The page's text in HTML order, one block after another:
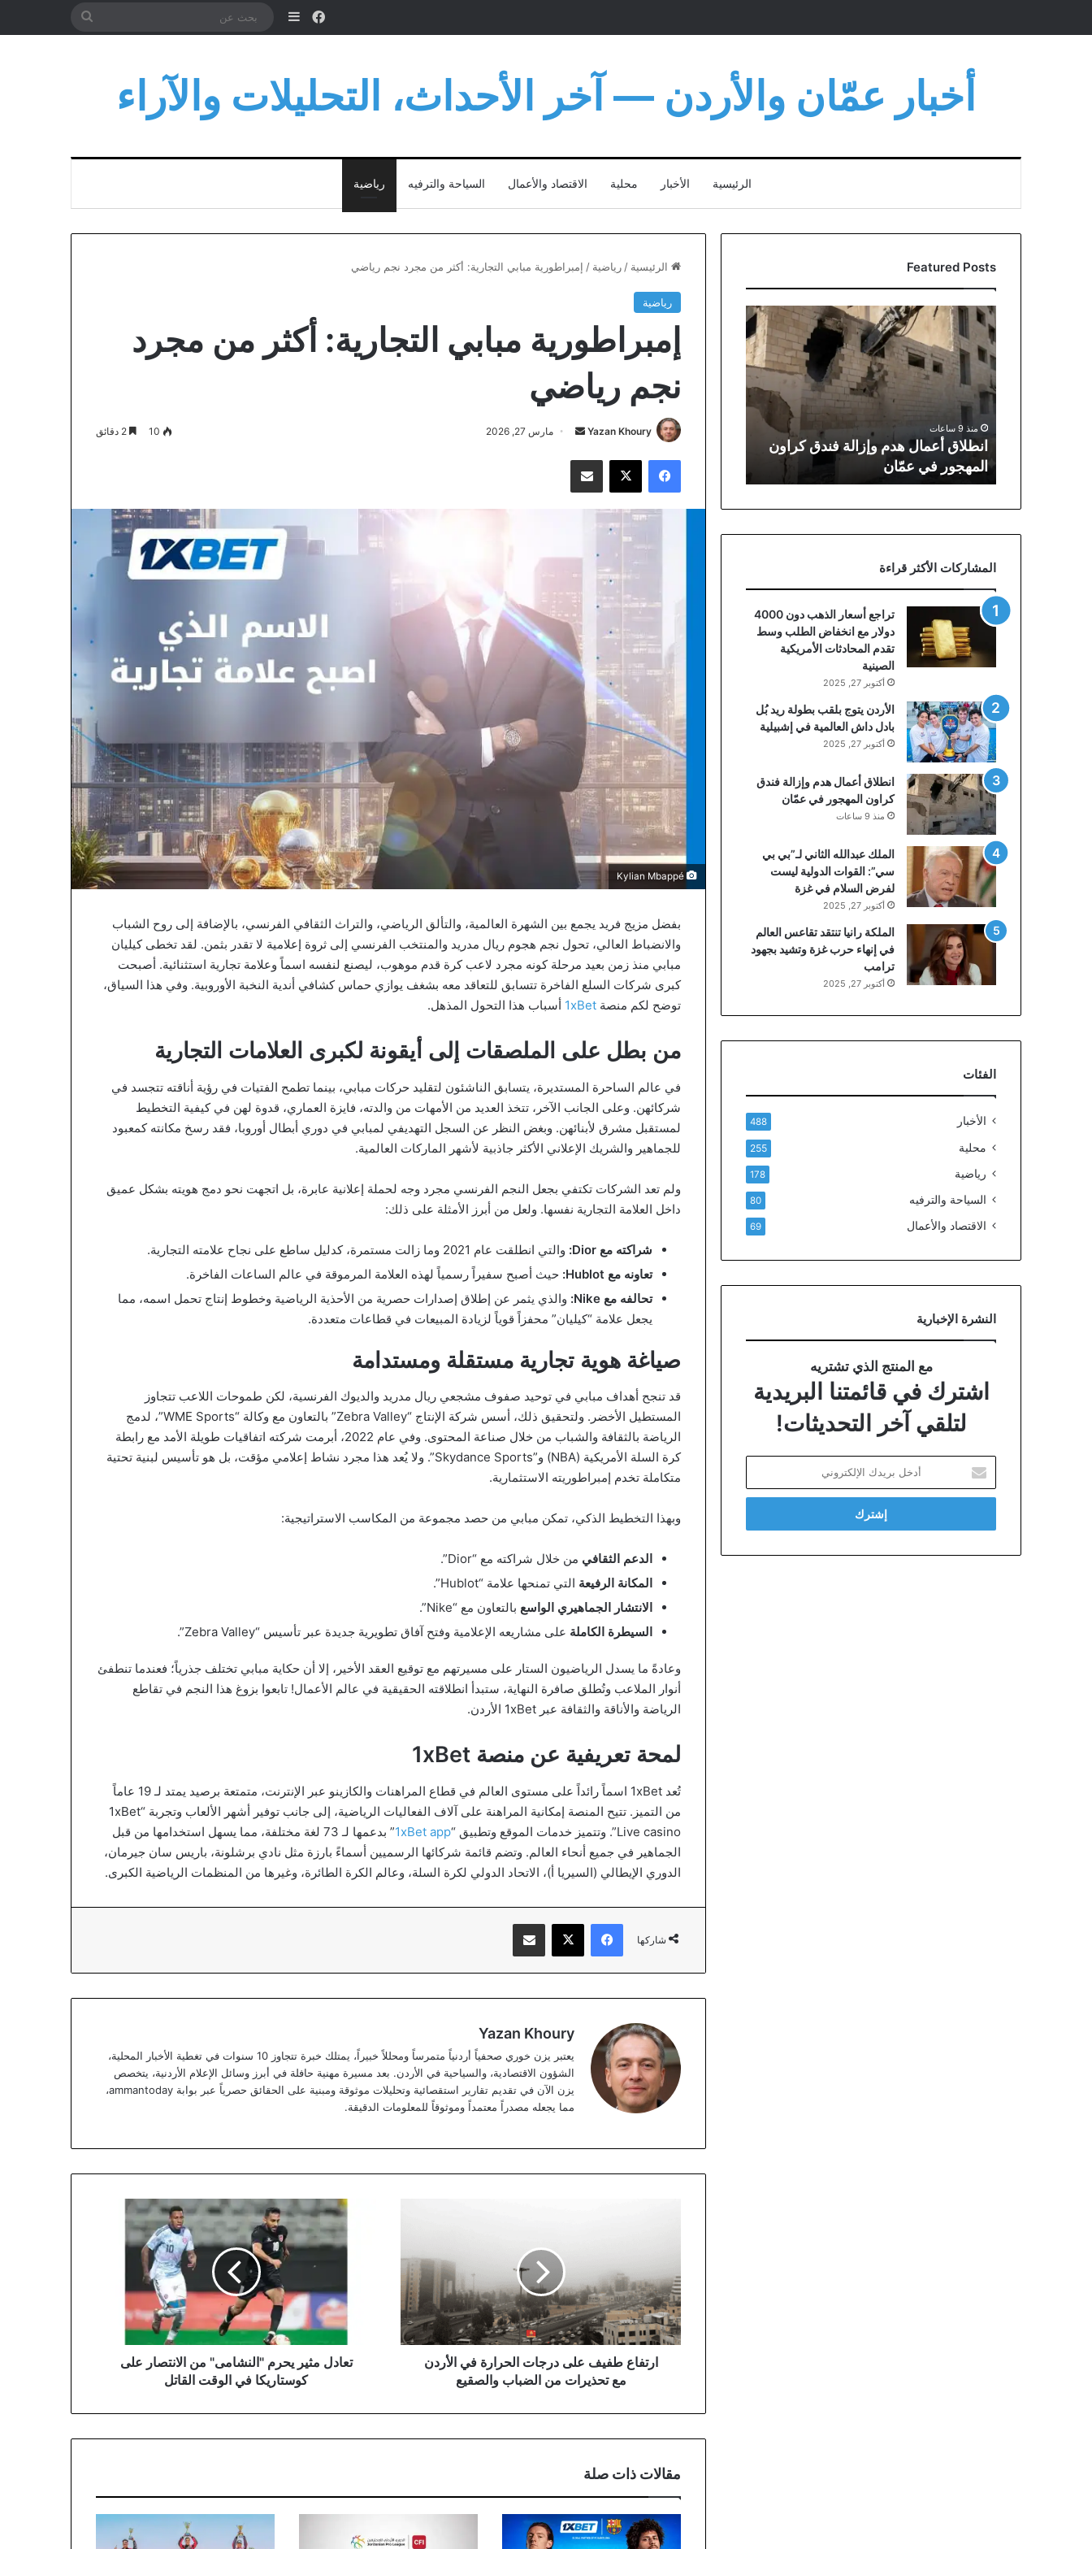
فيسبوكإضافة عمود جانبي
بحث
أخبار عمّان والأردن — آخر الأحداث، التحليلات والآراء
الرئيسية الأخبار محلية الاقتصاد والأعمال السياحة والترفيه رياضية
الرئيسية / رياضية / إمبراطورية مبابي التجارية: أكثر من مجرد نجم رياضي
رياضية
إمبراطورية مبابي التجارية: أكثر من مجرد
نجم رياضي
Yazan Khoury
أرسل مارس 27, 2026 10
فيسبوك ‫X مشاركة عبر البريد
بفضل مزيج فريد يجمع بين الشهرة العالمية، والتألق الرياضي، والتراث الثقافي الفرنسي، بالإضافة إلى روح الشباب
والانضباط العالي، تحول نجم هجوم ريال مدريد والمنتخب الفرنسي إلى ثروة إعلامية لا تقدر بثمن. لقد تخطى كيليان
مبابي منذ زمن بعيد مرحلة كونه مجرد لاعب كرة قدم موهوب، ليصنع لنفسه اسماً وعلامة تجارية استثنائية. أصبحت
كبرى شركات السلع الفاخرة تتسابق للتعاقد معه بشغف يوازي حماس كشافي أندية النخبة الأوروبية. وفي هذا السياق،
توضح لكم منصة 1xBet أسباب هذا التحول المذهل.
من بطل على الملصقات إلى أيقونة لكبرى العلامات التجارية
في عالم الساحرة المستديرة، يتسابق الناشئون لتقليد حركات مبابي، بينما تطمح الفتيات في رؤية أناقته تتجسد في
شركائهن. وعلى الجانب الآخر، تتخذ العديد من الأمهات من والدته، فايزة العماري، قدوة لهن في كيفية التخطيط
لمستقبل مشرق لأبنائهن. وبغض النظر عن السجل التهديفي لمبابي في دوري أبطال أوروبا، فقد رسخ مكانته كمعبود
للجماهير والشريك الإعلاني الأكثر جاذبية لأشهر الماركات العالمية.
ولم تعد الشركات تكتفي بجعل النجم الفرنسي مجرد وجه لحملة إعلانية عابرة، بل اتجهت نحو دمج هويته بشكل عميق
داخل العلامة التجارية نفسها. ولعل من أبرز الأمثلة على ذلك:
شراكته مع Dior:
والتي انطلقت عام 2021 وما زالت مستمرة، كدليل ساطع على نجاح علامته التجارية.
تعاونه مع Hublot:
حيث أصبح سفيراً رسمياً لهذه العلامة المرموقة في عالم الساعات الفاخرة.
تحالفه مع Nike:
والذي يثمر عن إطلاق إصدارات حصرية من الأحذية الرياضية وخطوط إنتاج تحمل اسمه، مما
يجعل علامة “كيليان” محفزاً قوياً لزيادة المبيعات في قطاعات متعددة.
صياغة هوية تجارية مستقلة ومستدامة
قد تنجح أهداف مبابي في توحيد صفوف مشجعي ريال مدريد والديوك الفرنسية، لكن طموحات اللاعب تتجاوز
المستطيل الأخضر. ولتحقيق ذلك، أسس شركة الإنتاج “Zebra Valley” بالتعاون مع وكالة “WME Sports”، لدمج
الرياضة بالثقافة والشباب من خلال صناعة المحتوى. وفي عام 2022، أبرمت شركته اتفاقيات طويلة الأمد مع رابطة
كرة السلة الأمريكية (NBA) و”Skydance Sports”. ولا يُعد هذا مجرد نشاط إعلامي مؤقت، بل هو تأسيس لبنية تحتية
متكاملة تخدم إمبراطوريته الاستثمارية.
وبهذا التخطيط الذكي، تمكن مبابي من حصد مجموعة من المكاسب الاستراتيجية:
الدعم الثقافي من خلال شراكته مع “Dior”.
المكانة الرفيعة التي تمنحها علامة “Hublot”.
الانتشار الجماهيري الواسع بالتعاون مع “Nike”.
السيطرة الكاملة على مشاريعه الإعلامية وفتح آفاق تطويرية جديدة عبر تأسيس “Zebra Valley”.
وعادةً ما يسدل الرياضيون الستار على مسيرتهم مع توقيع العقد الأخير، إلا أن حكاية مبابي تختلف جذرياً؛ فعندما تنطفئ
أنوار الملاعب وتُطلق صافرة النهاية، ستبدأ انطلاقته الحقيقية في عالم الأعمال! تابعوا بزوغ هذا النجم في تقاطع
الرياضة والأناقة والثقافة عبر 1xBet الأردن.
لمحة تعريفية عن منصة 1xBet
تُعد 1xBet اسماً رائداً على مستوى العالم في قطاع المراهنات والكازينو عبر الإنترنت، متمتعة برصيد يمتد لـ 19 عاماً
من التميز. تتيح المنصة إمكانية المراهنة على آلاف الفعاليات الرياضية، إلى جانب توفير أشهر الألعاب وتجربة “1xBet
Live casino”. وتتميز خدمات الموقع وتطبيق “
1xBet app
” بدعمها لـ 73 لغة مختلفة، مما يسهل استخدامها من قبل
الجماهير في جميع أنحاء العالم. وتضم قائمة شركائها الرسميين أسماءً بارزة مثل نادي برشلونة، باريس سان جيرمان،
الدوري الإيطالي (السيريا أ)، الاتحاد الدولي لكرة السلة، وعالم الكرة الطائرة، وغيرها من المنظمات الرياضية الكبرى.
شاركها
فيسبوك ‫X مشاركة عبر البريد
Yazan Khoury
يعتبر يزن خوري صحفياً أردنياً متمرساً ومحللاً خبيراً، يمتلك خبرة تتجاوز 10 سنوات في تغطية الأخبار المحلية،
الشؤون الاقتصادية، والسياحية في الأردن. بعد مسيرة مهنية حافلة في أبرز وسائل الإعلام الأردنية، يتخصص
يزن الآن في تقديم تقارير استقصائية وتحليلات موثوقة ومبنية على الحقائق حصرياً عبر بوابة ammantoday،
مما يجعله مصدراً معتمداً وموثوقاً للمعلومات الدقيقة.
الحرارة
في
الأردن
مع
تحذيرات
ارتفاع طفيف على درجات الحرارة في الأردن
مع تحذيرات من الضباب والصقيع
الانتصار
كوستاريكا
الوقتتعادل مثير يحرم "النشامى" من الانتصار على
كوستاريكا في الوقت القاتل
مقالات ذات صلة
Featured Posts
انطلاق
أعمال
هدم
وإزالة
فندق
كراون
المهجور
في
عمّان
منذ 9 ساعات
انطلاق أعمال هدم وإزالة فندق كراون
المهجور في عمّان
المشاركات الأكثر قراءة
تراجع أسعار الذهب دون 4000
دولار مع انخفاض الطلب وسط
تقدم المحادثات الأمريكية
الصينية
أكتوبر 27, 2025
الأردن يتوج بلقب بطولة ريد بُل
بادل داش العالمية في إشبيلية
أكتوبر 27, 2025
انطلاق أعمال هدم وإزالة فندق
كراون المهجور في عمّان
منذ 9 ساعات
الملك عبدالله الثاني لـ”بي بي
سي”: القوات الدولية ليست
لفرض السلام في غزة
أكتوبر 27, 2025
الملكة رانيا تنتقد تقاعس العالم
في إنهاء حرب غزة وتشيد بجهود
ترامب
أكتوبر 27, 2025
الفئات
الأخبار 488
محلية 255
رياضية 178
السياحة والترفيه 80
الاقتصاد والأعمال 69
النشرة الإخبارية
مع المنتج الذي تشتريه
اشترك في قائمتنا البريدية
لتلقي آخر التحديثات!
بريدك
الإلكتروني